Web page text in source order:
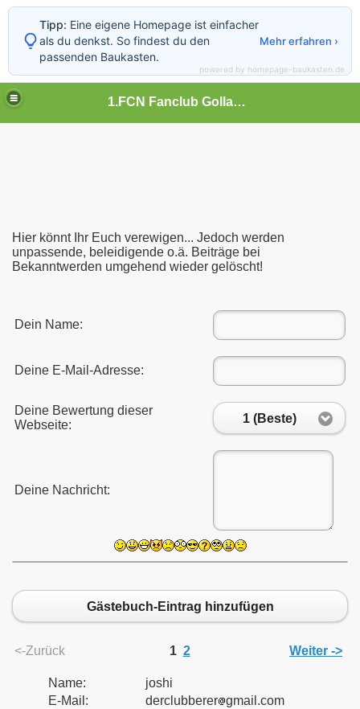
1.FCN Fanclub Gollachgau
Hier könnt Ihr Euch verewigen... Jedoch werden
unpassende, beleidigende o.ä. Beiträge bei
Bekanntwerden umgehend wieder gelöscht!
Dein Name:
Deine E-Mail-Adresse:
Deine Bewertung dieser
Webseite:
1 (Beste)
Deine Nachricht:
Gästebuch-Eintrag hinzufügen
<-Zurück 1 2 Weiter ->
Name:
joshi
E-Mail:
derclubberer gmail.com
Tipp: Eine eigene Homepage ist einfacher
als du denkst. So findest du den
passenden Baukasten.
Mehr erfahren ›
powered by homepage-baukasten.de